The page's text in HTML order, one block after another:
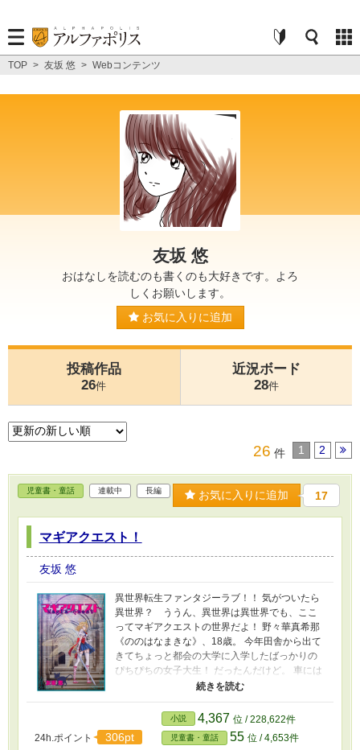
TOP > 友坂 悠 > Webコンテンツ
友坂 悠
おはなしを読むのも書くのも大好きです。よろ
しくお願いします。
お気に入りに追加
投稿作品
26件
近況ボード
28件
26 件 1 2
児童書・童話 連載中 長編 お気に入りに追加 17
マギアクエスト！
友坂 悠
異世界転生ファンタジーラブ！！ 気がついたら
異世界？ ううん、異世界は異世界でも、ここ
ってマギアクエストの世界だよ！ 野々華真希那
《ののはなまきな》、18歳。 今年田舎から出て
きてちょっと都会の大学に入学したばっかりの
ぴちぴちの女子大生！ だったんだけど。 車には
ねられたと思ったら気がついたらデバッガーの
バイトでやりこんでたゲームの世界に転生して
た。 それもゲーム世界のアバター、マキナとし
て。 このアバター、リリース版では実装されな
かったチート種族の天神族で、見た目は普通の
24h.ポイント 306pt
小説 4,367 位 / 228,622件
児童書・童話 55 位 / 4,653件